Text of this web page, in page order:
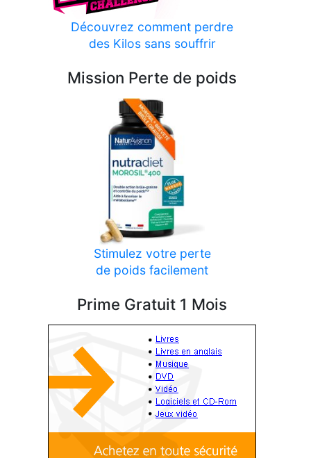
Découvrez comment perdre
des Kilos sans souffrir
Mission Perte de poids
Stimulez votre perte
de poids facilement
Prime Gratuit 1 Mois